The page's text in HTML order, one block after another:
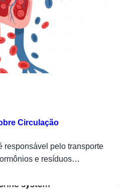
Circulação
responsável pelo transporte
e resíduos